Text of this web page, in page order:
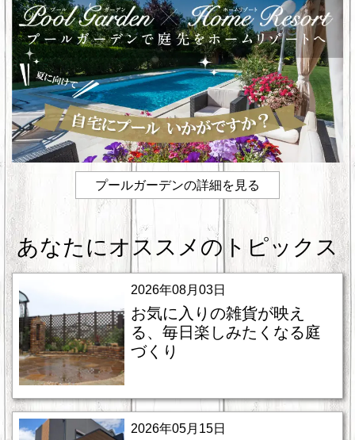
プールガーデンの詳細を見る
あなたにオススメのトピックス
2026年08月03日
お気に入りの雑貨が映え
る、毎日楽しみたくなる庭
づくり
2026年05月15日